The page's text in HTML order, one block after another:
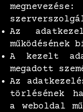
Az
működésének
A kezelt
megadott
Az
törlésének
a weboldal